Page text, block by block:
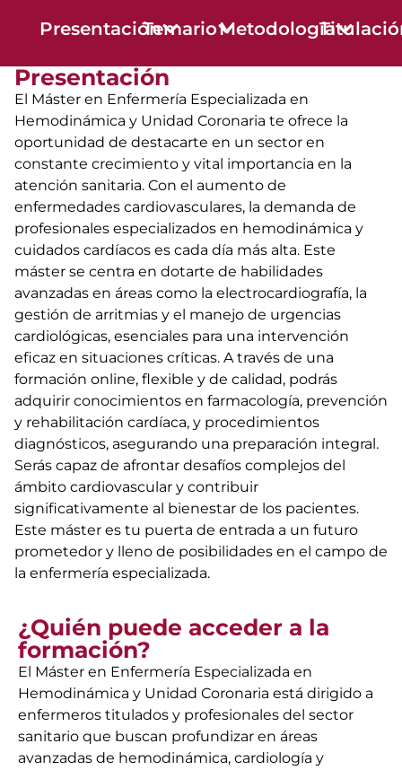
PresentaciónTemarioMetodología
Presentación
El Máster en Enfermería Especializada en
Hemodinámica y Unidad Coronaria te ofrece la
oportunidad de destacarte en un sector en
constante crecimiento y vital importancia en la
atención sanitaria. Con el aumento de
enfermedades cardiovasculares, la demanda de
profesionales especializados en hemodinámica y
cuidados cardíacos es cada día más alta. Este
máster se centra en dotarte de habilidades
avanzadas en áreas como la electrocardiografía, la
gestión de arritmias y el manejo de urgencias
cardiológicas, esenciales para una intervención
eficaz en situaciones críticas. A través de una
formación online, flexible y de calidad, podrás
adquirir conocimientos en farmacología, prevención
y rehabilitación cardíaca, y procedimientos
diagnósticos, asegurando una preparación integral.
Serás capaz de afrontar desafíos complejos del
ámbito cardiovascular y contribuir
significativamente al bienestar de los pacientes.
Este máster es tu puerta de entrada a un futuro
prometedor y lleno de posibilidades en el campo de
la enfermería especializada.
¿Quién puede acceder a la
formación?
El Máster en Enfermería Especializada en
Hemodinámica y Unidad Coronaria está dirigido a
enfermeros titulados y profesionales del sector
sanitario que buscan profundizar en áreas
avanzadas de hemodinámica, cardiología y